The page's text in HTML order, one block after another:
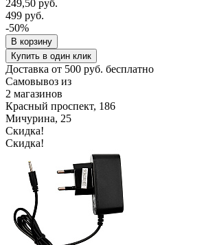
249,50 руб.
499 руб.
-50%
В корзину
Купить в один клик
Доставка от 500 руб. бесплатно
Самовывоз из
2 магазинов
Красный проспект, 186
Мичурина, 25
Скидка!
Скидка!